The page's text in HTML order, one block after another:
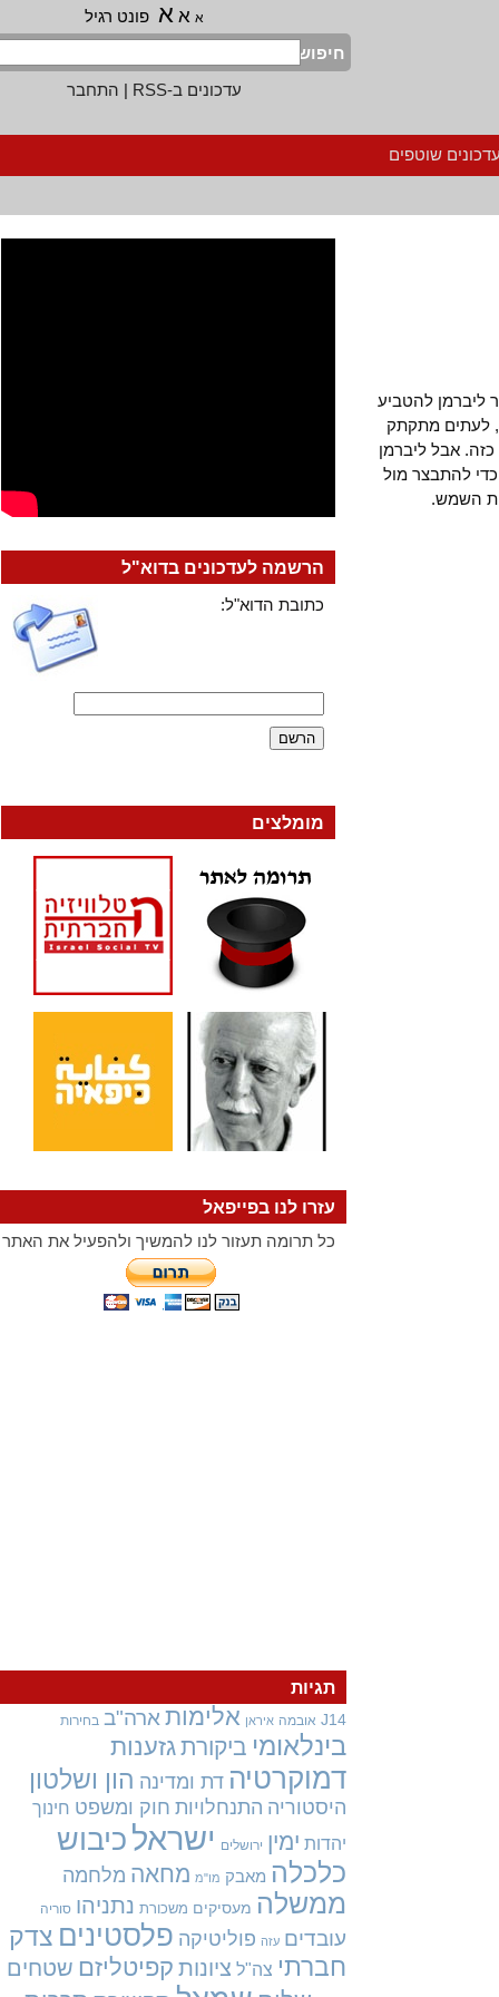
א א פונט רגיל
חיפוש
עדכונים ב-RSS
|התחבר
שוטפים
להטביע
מתקתק
אבל ליברמן
להתבצר מול
השמש.
הרשמה לעדכונים בדוא"ל
כתובת הדוא"ל:
מומלצים
עזרו לנו בפייפאל
כל תרומה תעזור לנו להמשיך ולהפעיל את האתר
תגיות
J14 אובמה איראן אלימות ארה"ב בחירות
בינלאומיביקורתגזענות
דמוקרטיה דת ומדינההון ושלטון
היסטוריה התנחלויות חוק ומשפט חינוך
יהדות ימין ירושלים ישראלכיבוש
כלכלה מאבק מו"מ מחאהמלחמה
ממשלה מעסיקים משכורת נתניהו סוריה
עובדים עזה פוליטיקה פלסטיניםצדק
חברתי צה"ל ציונותקפיטליזםשטחים